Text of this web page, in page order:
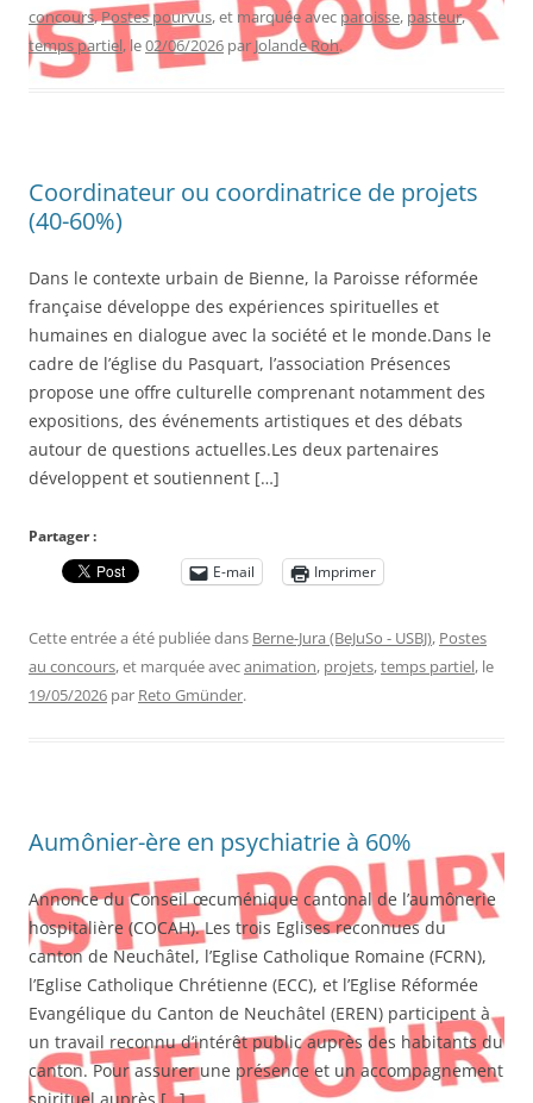
concours,Postes pourvus, et marquée avec paroisse, pasteur,
temps partiel, le02/06/2026 par Jolande Roh.
Coordinateur ou coordinatrice de projets
(40-60%)
Dans le contexte urbain de Bienne, la Paroisse réformée
française développe des expériences spirituelles et
humaines en dialogue avec la société et le monde.Dans le
cadre de l’église du Pasquart, l’association Présences
propose une offre culturelle comprenant notamment des
expositions, des événements artistiques et des débats
autour de questions actuelles.Les deux partenaires
développent et soutiennent […]
Partager :
E-mail
Imprimer
Cette entrée a été publiée dans Berne-Jura (BeJuSo - USBJ), Postes
au concours, et marquée avecanimation, projets,temps partiel, le
19/05/2026 par Reto Gmünder.
Aumônier-ère en psychiatrie à 60%
Annonce du Conseil œcuménique cantonal de l’aumônerie
hospitalière (COCAH). Les trois Eglises reconnues du
canton de Neuchâtel, l’Eglise Catholique Romaine (FCRN),
l’Eglise Catholique Chrétienne (ECC), et l’Eglise Réformée
Evangélique du Canton de Neuchâtel (EREN) participent à
un travail reconnu d’intérêt public auprès des habitants du
canton. Pour assurer une présence et un accompagnement